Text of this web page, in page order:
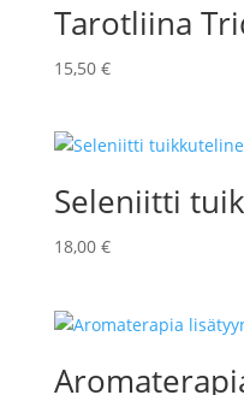
Tarotliina
15,50 €
Seleniitti
18,00 €